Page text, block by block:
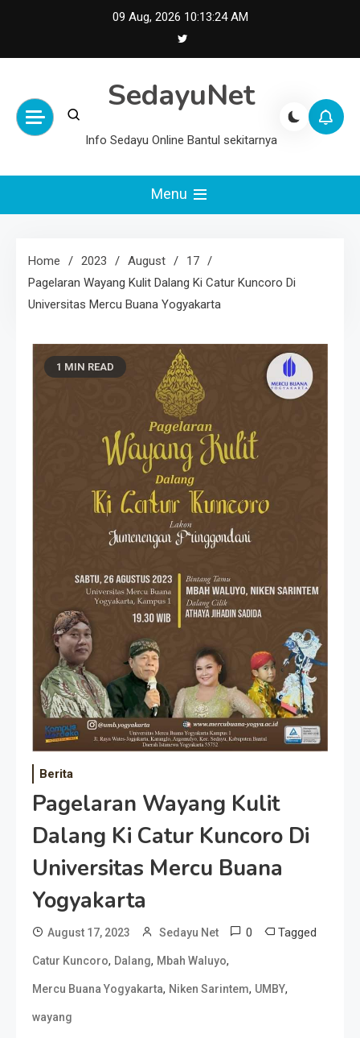
09 Aug, 2026 10:13:25 AM
SedayuNet
Info Sedayu Online Bantul sekitarnya
Menu
Home 2023 August
17
Pagelaran Wayang Kulit Dalang Ki Catur Kuncoro Di
Universitas Mercu Buana Yogyakarta
1 MIN READ
Berita
Pagelaran Wayang Kulit
Dalang Ki Catur Kuncoro Di
Universitas Mercu Buana
Yogyakarta
August 17, 2023 Sedayu Net 0 Tagged
Catur Kuncoro, Dalang, Mbah Waluyo,
Mercu Buana Yogyakarta, Niken Sarintem, UMBY,
wayang